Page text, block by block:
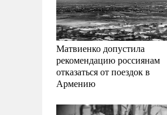
Матвиенко допустила
рекомендацию россиянам
отказаться от поездок в
Армению